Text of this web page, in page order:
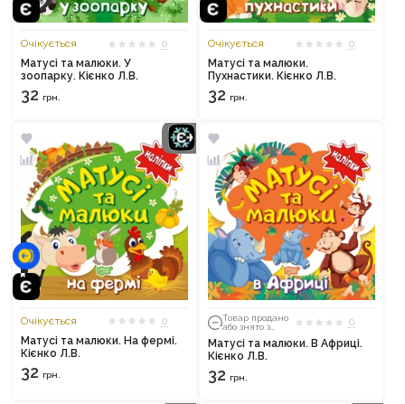
Очікується
0
Матусі та малюки. У
зоопарку. Кієнко Л.В.
32 грн.
Очікується
0
Матусі та малюки.
Пухнастики. Кієнко Л.В.
32 грн.
Очікується
0
Матусі та малюки. На фермі.
Кієнко Л.В.
32 грн.
Товар продано
або знято з
0
Матусі та малюки. В Африці.
Кієнко Л.В.
32 грн.